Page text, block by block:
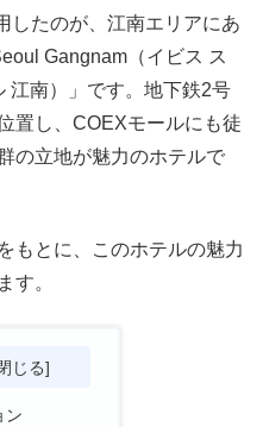
したのが、江南エリアにあ
Gangnam（イビス ス
江南）」です。地下鉄2号
置し、COEXモールにも徒
の立地が魅力のホテルで
もとに、このホテルの魅力
す。
ン